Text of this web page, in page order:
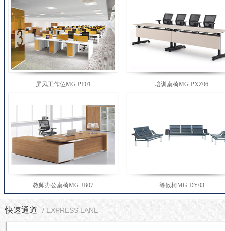
屏风工作位MG-PF01 培训桌椅MG-PXZ06
教师办公桌椅MG-JB07 等候椅MG-DY03
快速通道 / EXPRESS LANE